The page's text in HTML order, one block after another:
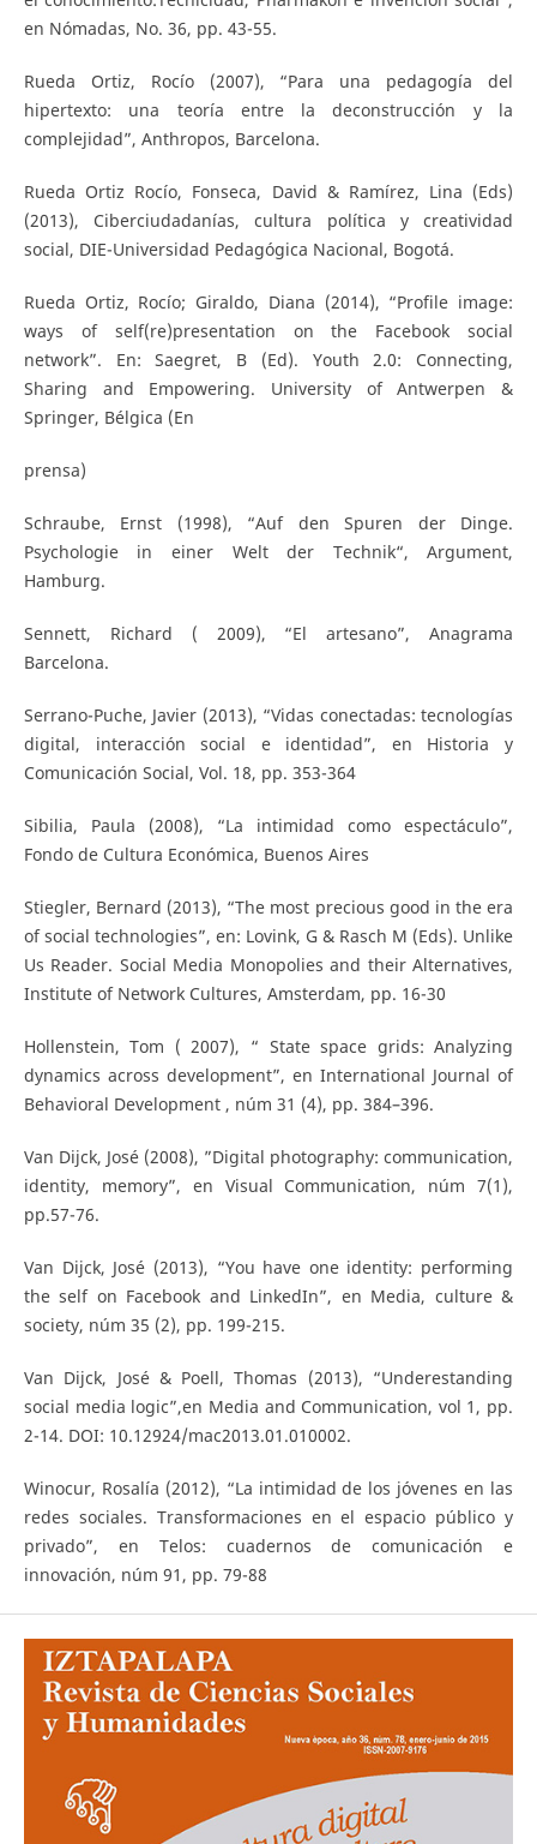
en Nómadas, No. 36, pp. 43-55.
Rueda Ortiz, Rocío (2007), “Para una pedagogía del
hipertexto: una teoría entre la deconstrucción y la
complejidad”, Anthropos, Barcelona.
Rueda Ortiz Rocío, Fonseca, David & Ramírez, Lina (Eds)
(2013), Ciberciudadanías, cultura política y creatividad
social, DIE-Universidad Pedagógica Nacional, Bogotá.
Rueda Ortiz, Rocío; Giraldo, Diana (2014), “Profile image:
ways of self(re)presentation on the Facebook social
network”. En: Saegret, B (Ed). Youth 2.0: Connecting,
Sharing and Empowering. University of Antwerpen &
Springer, Bélgica (En
prensa)
Schraube, Ernst (1998), “Auf den Spuren der Dinge.
Psychologie in einer Welt der Technik“, Argument,
Hamburg.
Sennett, Richard ( 2009), “El artesano”, Anagrama
Barcelona.
Serrano-Puche, Javier (2013), “Vidas conectadas: tecnologías
digital, interacción social e identidad”, en Historia y
Comunicación Social, Vol. 18, pp. 353-364
Sibilia, Paula (2008), “La intimidad como espectáculo”,
Fondo de Cultura Económica, Buenos Aires
Stiegler, Bernard (2013), “The most precious good in the era
of social technologies”, en: Lovink, G & Rasch M (Eds). Unlike
Us Reader. Social Media Monopolies and their Alternatives,
Institute of Network Cultures, Amsterdam, pp. 16-30
Hollenstein, Tom ( 2007), “ State space grids: Analyzing
dynamics across development”, en International Journal of
Behavioral Development , núm 31 (4), pp. 384–396.
Van Dijck, José (2008), ”Digital photography: communication,
identity, memory”, en Visual Communication, núm 7(1),
pp.57-76.
Van Dijck, José (2013), “You have one identity: performing
the self on Facebook and LinkedIn”, en Media, culture &
society, núm 35 (2), pp. 199-215.
Van Dijck, José & Poell, Thomas (2013), “Underestanding
social media logic”,en Media and Communication, vol 1, pp.
2-14. DOI: 10.12924/mac2013.01.010002.
Winocur, Rosalía (2012), “La intimidad de los jóvenes en las
redes sociales. Transformaciones en el espacio público y
privado”, en Telos: cuadernos de comunicación e
innovación, núm 91, pp. 79-88